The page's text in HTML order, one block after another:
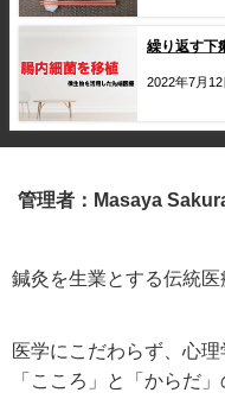
繰り返す下
2022年7月12
管理者：Masaya
鍼灸を生業とする伝統医
医学にこだわらず、心
「こころ」と「からだ